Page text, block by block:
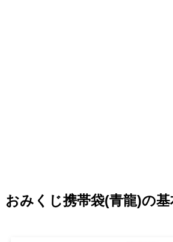
おみくじ携帯袋(青龍)の基